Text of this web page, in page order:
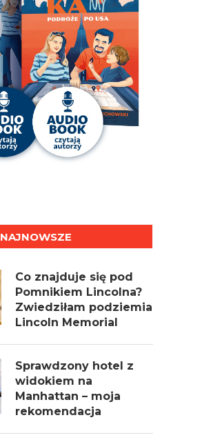
NAJNOWSZE
Co znajduje się pod
Pomnikiem Lincolna?
Zwiedziłam podziemia
Lincoln Memorial
Sprawdzony hotel z
widokiem na
Manhattan – moja
rekomendacja